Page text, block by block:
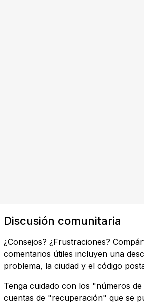
Discusión comunitaria
¿Consejos? ¿Frustraciones?
comentarios útiles incluyen una
problema, la ciudad y el código
Tenga cuidado con los "números
cuentas de "recuperación" que se